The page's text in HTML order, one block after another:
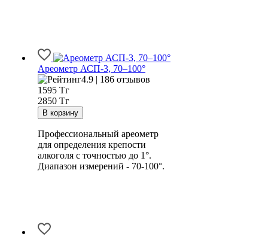
Ареометр АСП-3, 70–100°
4.9 | 186 отзывов
1595 Тг
2850 Тг
Профессиональный ареометр
для определения крепости
алкоголя с точностью до 1°.
Диапазон измерений - 70-100°.